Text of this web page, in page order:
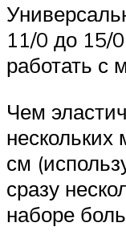
11/0 до 15/
работать с
Чем
нескольких
см
сразу
наборе